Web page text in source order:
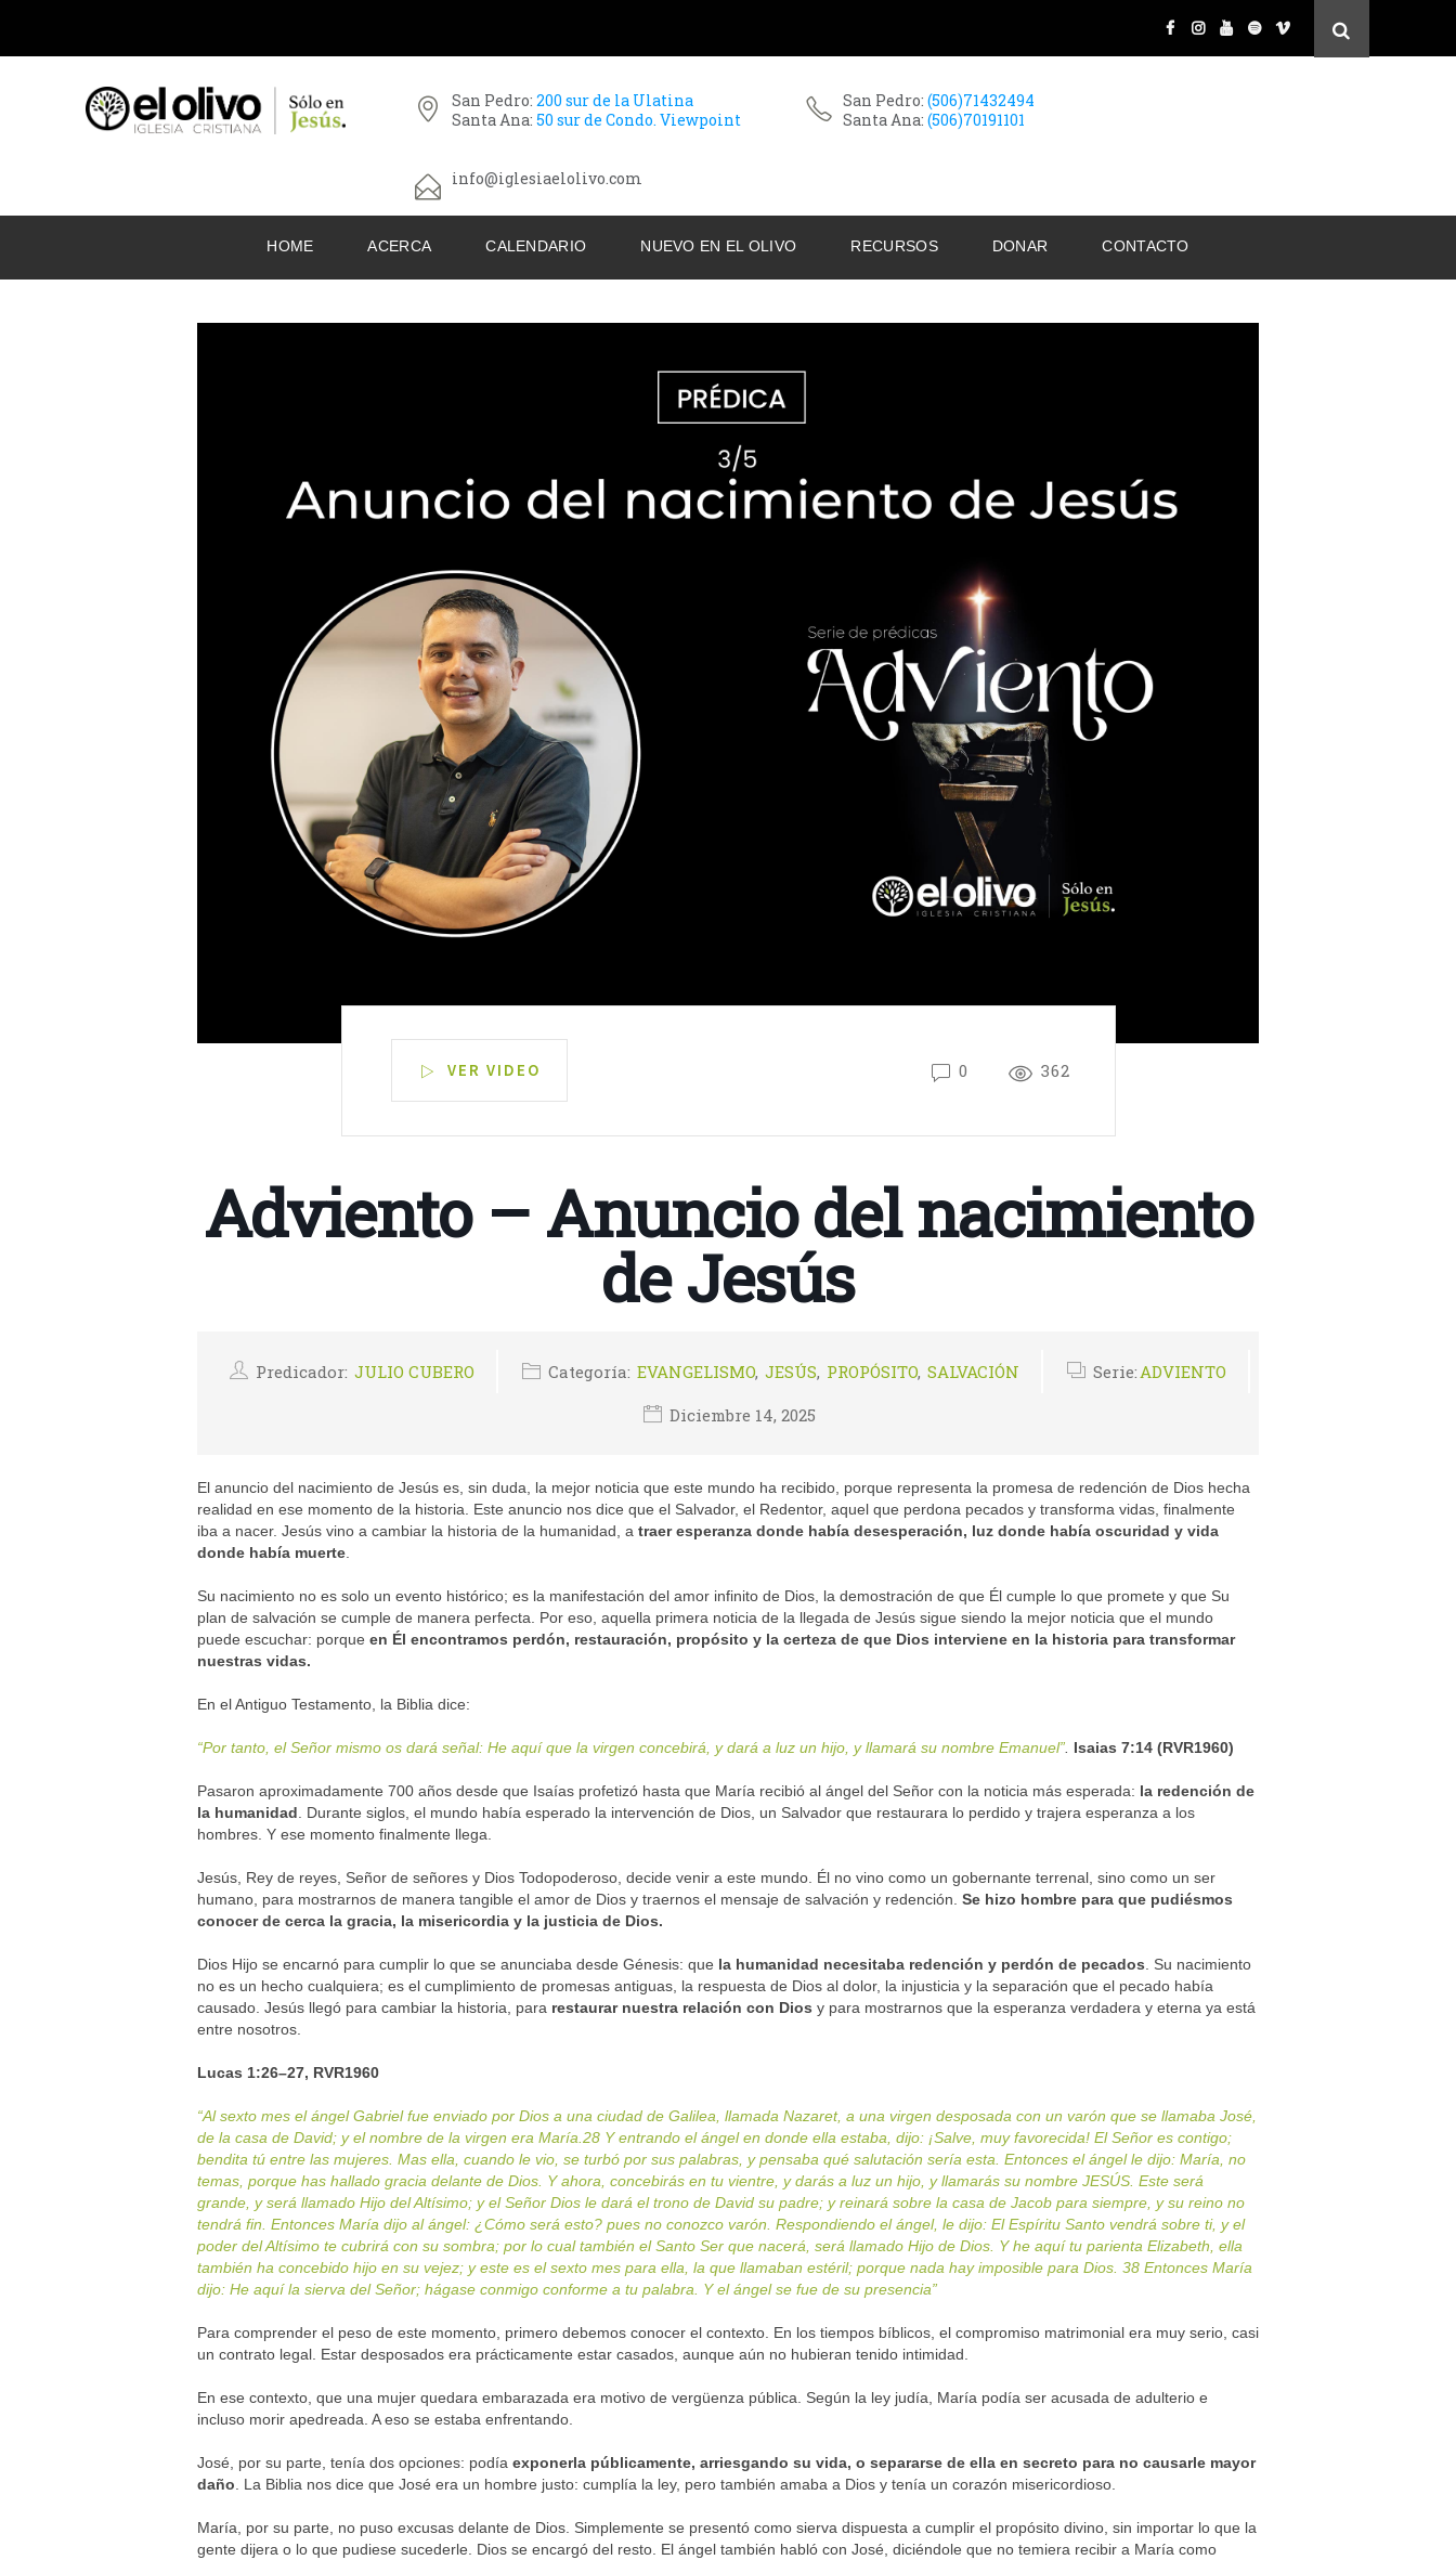
San Pedro: 200 sur de la Ulatina
Santa Ana: 50 sur de Condo. Viewpoint
San Pedro: (506)71432494
Santa Ana: (506)70191101
info@iglesiaelolivo.com
HOME ACERCA CALENDARIO NUEVO EN EL OLIVO RECURSOS DONAR CONTACTO
VER VIDEO 0 362
Adviento – Anuncio del nacimiento
de Jesús
Predicador: JULIO CUBERO Categoría: EVANGELISMO, JESÚS, PROPÓSITO, SALVACIÓN Serie:ADVIENTO
Diciembre 14, 2025
El anuncio del nacimiento de Jesús es, sin duda, la mejor noticia que este mundo ha recibido, porque representa la promesa de redención de Dios hecha
realidad en ese momento de la historia. Este anuncio nos dice que el Salvador, el Redentor, aquel que perdona pecados y transforma vidas, finalmente
iba a nacer. Jesús vino a cambiar la historia de la humanidad, a traer esperanza donde había desesperación, luz donde había oscuridad y vida
donde había muerte.
Su nacimiento no es solo un evento histórico; es la manifestación del amor infinito de Dios, la demostración de que Él cumple lo que promete y que Su
plan de salvación se cumple de manera perfecta. Por eso, aquella primera noticia de la llegada de Jesús sigue siendo la mejor noticia que el mundo
puede escuchar: porque en Él encontramos perdón, restauración, propósito y la certeza de que Dios interviene en la historia para transformar
nuestras vidas.
En el Antiguo Testamento, la Biblia dice:
“Por tanto, el Señor mismo os dará señal: He aquí que la virgen concebirá, y dará a luz un hijo, y llamará su nombre Emanuel”. Isaias 7:14 (RVR1960)
Pasaron aproximadamente 700 años desde que Isaías profetizó hasta que María recibió al ángel del Señor con la noticia más esperada: la redención de
la humanidad. Durante siglos, el mundo había esperado la intervención de Dios, un Salvador que restaurara lo perdido y trajera esperanza a los
hombres. Y ese momento finalmente llega.
Jesús, Rey de reyes, Señor de señores y Dios Todopoderoso, decide venir a este mundo. Él no vino como un gobernante terrenal, sino como un ser
humano, para mostrarnos de manera tangible el amor de Dios y traernos el mensaje de salvación y redención. Se hizo hombre para que pudiésmos
conocer de cerca la gracia, la misericordia y la justicia de Dios.
Dios Hijo se encarnó para cumplir lo que se anunciaba desde Génesis: que la humanidad necesitaba redención y perdón de pecados. Su nacimiento
no es un hecho cualquiera; es el cumplimiento de promesas antiguas, la respuesta de Dios al dolor, la injusticia y la separación que el pecado había
causado. Jesús llegó para cambiar la historia, para restaurar nuestra relación con Dios y para mostrarnos que la esperanza verdadera y eterna ya está
entre nosotros.
Lucas 1:26–27, RVR1960
“Al sexto mes el ángel Gabriel fue enviado por Dios a una ciudad de Galilea, llamada Nazaret, a una virgen desposada con un varón que se llamaba José,
de la casa de David; y el nombre de la virgen era María.28 Y entrando el ángel en donde ella estaba, dijo: ¡Salve, muy favorecida! El Señor es contigo;
bendita tú entre las mujeres. Mas ella, cuando le vio, se turbó por sus palabras, y pensaba qué salutación sería esta. Entonces el ángel le dijo: María, no
temas, porque has hallado gracia delante de Dios. Y ahora, concebirás en tu vientre, y darás a luz un hijo, y llamarás su nombre JESÚS. Este será
grande, y será llamado Hijo del Altísimo; y el Señor Dios le dará el trono de David su padre; y reinará sobre la casa de Jacob para siempre, y su reino no
tendrá fin. Entonces María dijo al ángel: ¿Cómo será esto? pues no conozco varón. Respondiendo el ángel, le dijo: El Espíritu Santo vendrá sobre ti, y el
poder del Altísimo te cubrirá con su sombra; por lo cual también el Santo Ser que nacerá, será llamado Hijo de Dios. Y he aquí tu parienta Elizabeth, ella
también ha concebido hijo en su vejez; y este es el sexto mes para ella, la que llamaban estéril; porque nada hay imposible para Dios. 38 Entonces María
dijo: He aquí la sierva del Señor; hágase conmigo conforme a tu palabra. Y el ángel se fue de su presencia”
Para comprender el peso de este momento, primero debemos conocer el contexto. En los tiempos bíblicos, el compromiso matrimonial era muy serio, casi
un contrato legal. Estar desposados era prácticamente estar casados, aunque aún no hubieran tenido intimidad.
En ese contexto, que una mujer quedara embarazada era motivo de vergüenza pública. Según la ley judía, María podía ser acusada de adulterio e
incluso morir apedreada. A eso se estaba enfrentando.
José, por su parte, tenía dos opciones: podía exponerla públicamente, arriesgando su vida, o separarse de ella en secreto para no causarle mayor
daño. La Biblia nos dice que José era un hombre justo: cumplía la ley, pero también amaba a Dios y tenía un corazón misericordioso.
María, por su parte, no puso excusas delante de Dios. Simplemente se presentó como sierva dispuesta a cumplir el propósito divino, sin importar lo que la
gente dijera o lo que pudiese sucederle. Dios se encargó del resto. El ángel también habló con José, diciéndole que no temiera recibir a María como